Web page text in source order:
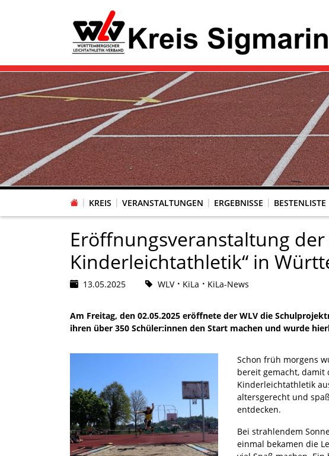
KREIS VERANSTALTUNGEN ERGEBNISSE BESTENLISTE
Eröffnungsveranstaltung
Kinderleichtathletik“ in
13.05.2025 WLV KiLa KiLa-News
Am Freitag, den 02.05.2025 eröffnete der WLV die
ihren über 350 Schüler:innen den Start machen und wurde
Schon früh morgens
bereit gemacht,
Kinderleichtathletik
altersgerecht und
entdecken.
Bei strahlendem
einmal bekamen die